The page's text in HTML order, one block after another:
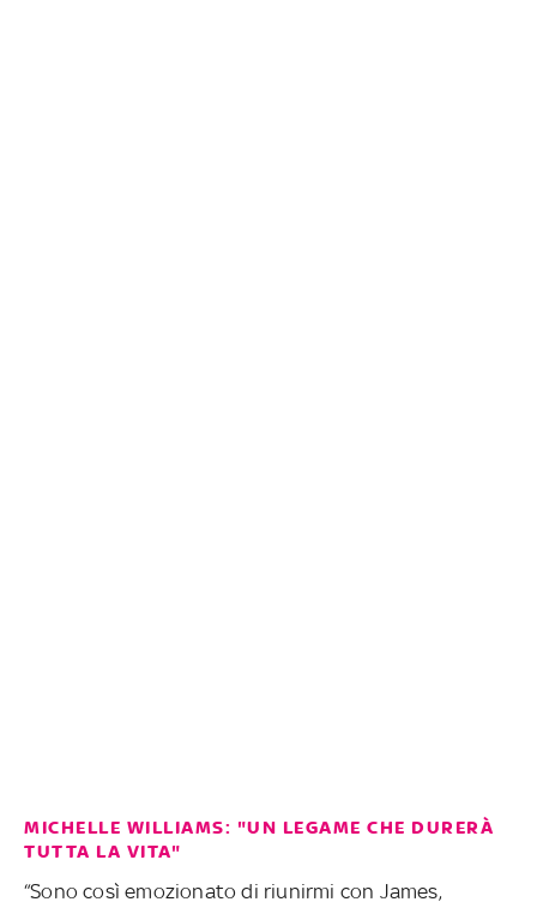
MICHELLE WILLIAMS: "UN LEGAME CHE DURERÀ
TUTTA LA VITA"
“Sono così emozionato di riunirmi con James,